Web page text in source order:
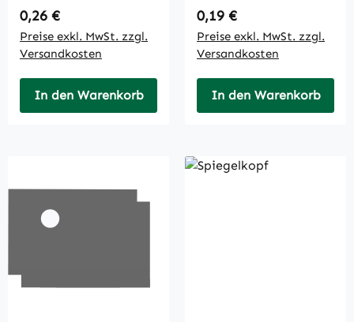
Regulärer Preis:
0,26 €
Preise exkl. MwSt. zzgl.
Versandkosten
In den Warenkorb
Regulärer Preis:
0,19 €
Preise exkl. MwSt. zzgl.
Versandkosten
In den Warenkorb